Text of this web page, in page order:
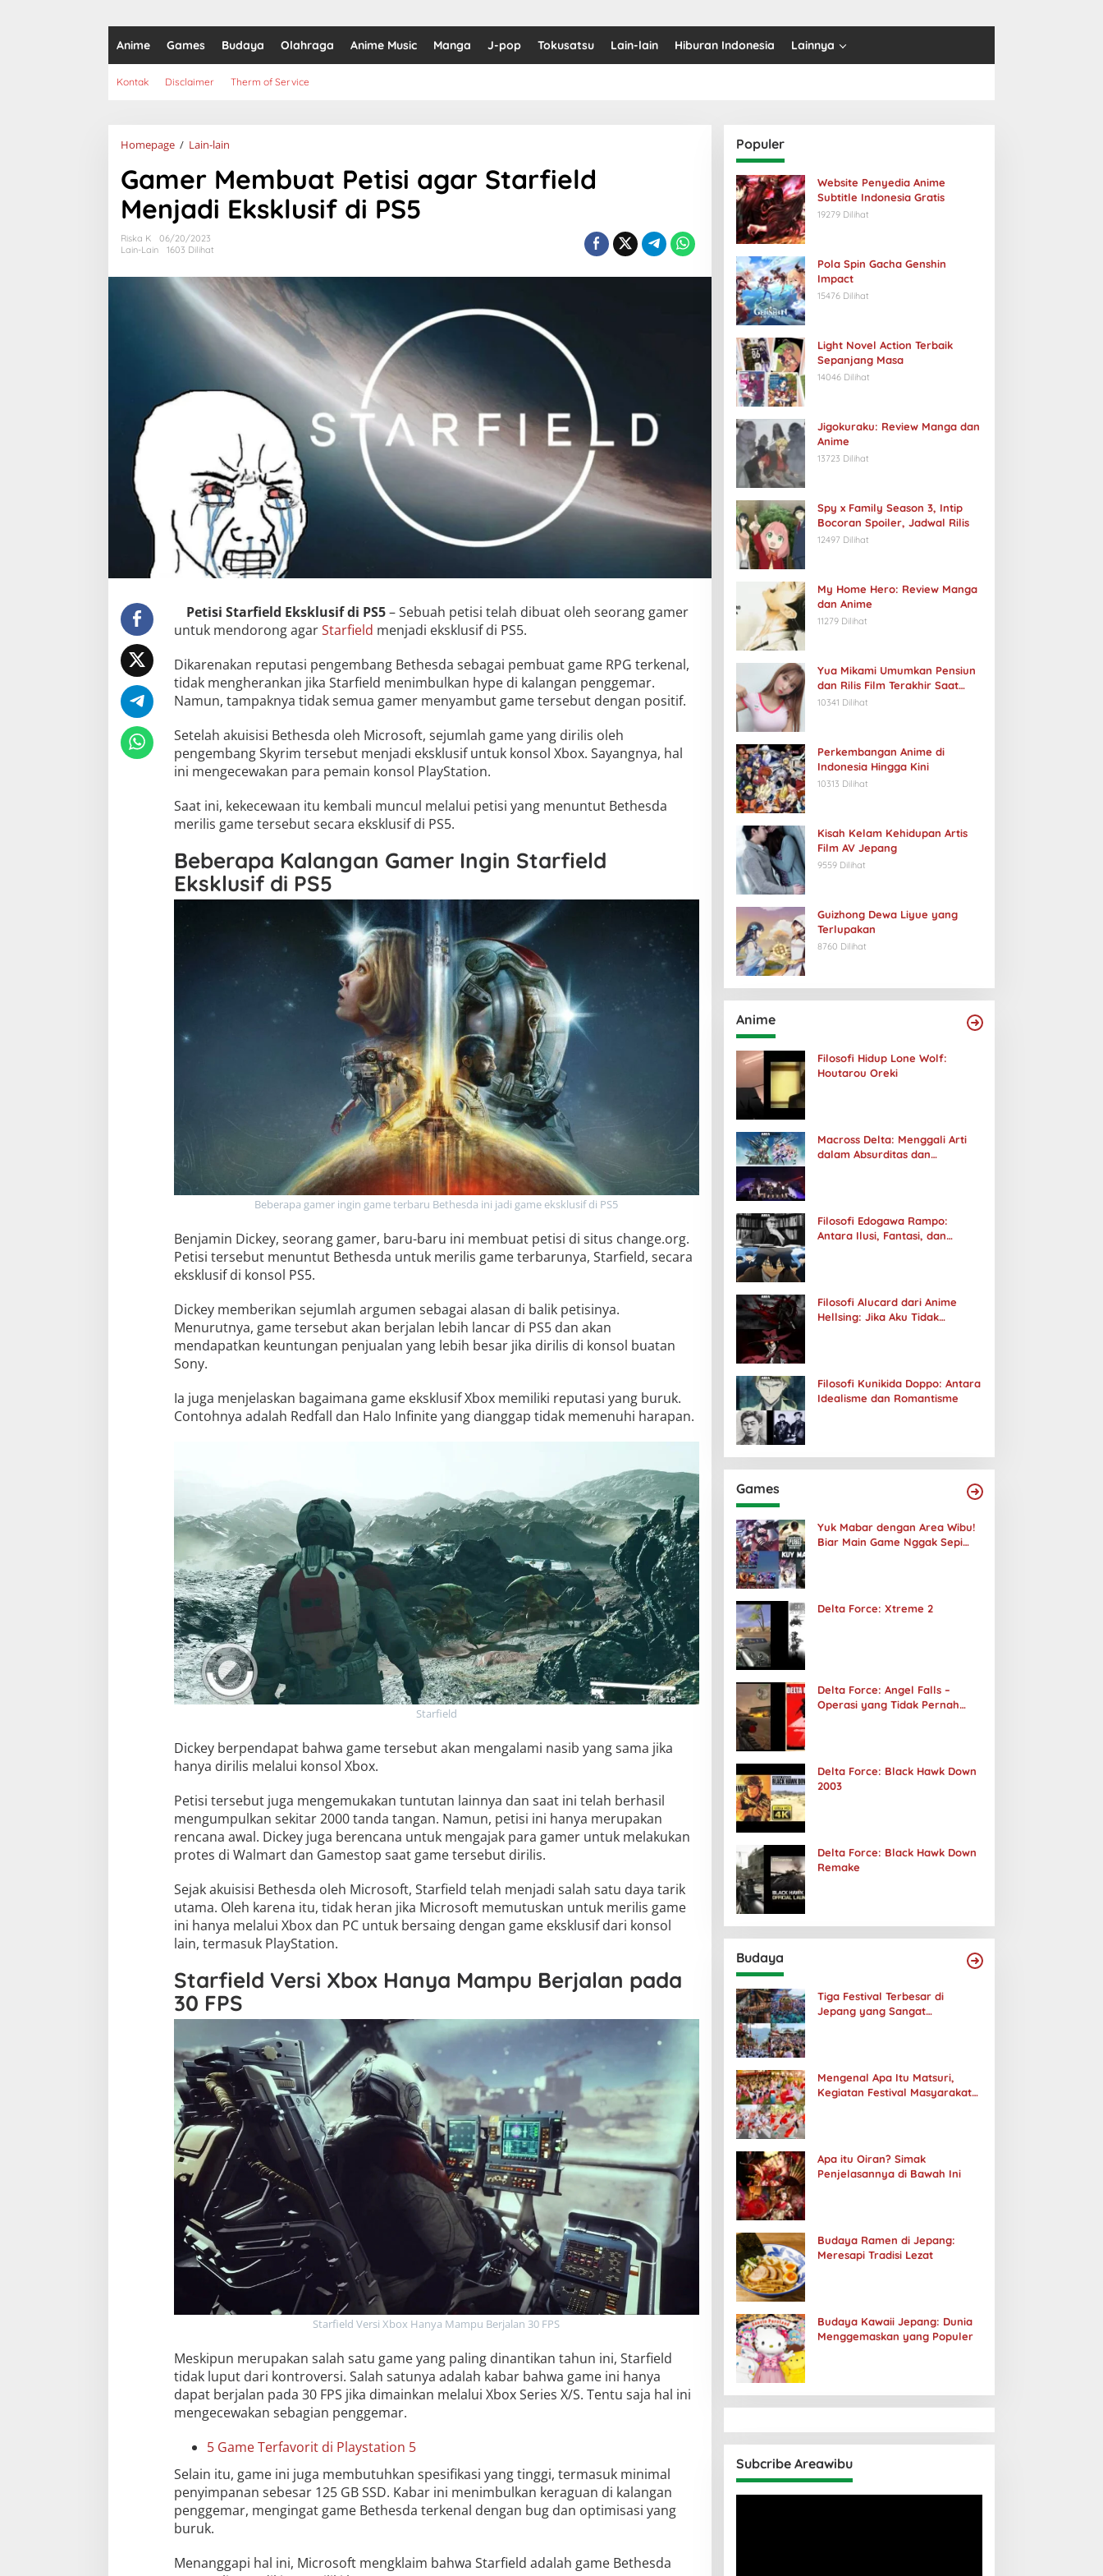
Anime Games Budaya Olahraga Anime Music Manga J-pop Tokusatsu Lain-lain Hiburan Indonesia Lainnya
Kontak Disclaimer Therm of Service
Homepage / Lain-lain
Petisi
agar
Starfield
Menjadi
Gamer Membuat Petisi agar Starfield
Menjadi Eksklusif di PS5
Riska K
06/20/2023
Lain-Lain
1603 Dilihat
Petisi Starfield Eksklusif di PS5– Sebuah petisi telah dibuat oleh seorang gamer
untuk mendorong agarStarfield menjadi eksklusif di PS5.
Dikarenakan reputasi pengembang Bethesda sebagai pembuat game RPG terkenal,
tidak mengherankan jika Starfield menimbulkan hype di kalangan penggemar.
Namun, tampaknya tidak semua gamer menyambut game tersebut dengan positif.
Setelah akuisisi Bethesda oleh Microsoft, sejumlah game yang dirilis oleh
pengembang Skyrim tersebut menjadi eksklusif untuk konsol Xbox. Sayangnya, hal
ini mengecewakan para pemain konsol PlayStation.
Saat ini, kekecewaan itu kembali muncul melalui petisi yang menuntut Bethesda
merilis game tersebut secara eksklusif di PS5.
Beberapa Kalangan Gamer Ingin Starfield
Eksklusif di PS5
Beberapa gamer ingin game terbaru Bethesda ini jadi game eksklusif di PS5
Benjamin Dickey, seorang gamer, baru-baru ini membuat petisi di situs change.org.
Petisi tersebut menuntut Bethesda untuk merilis game terbarunya, Starfield, secara
eksklusif di konsol PS5.
Dickey memberikan sejumlah argumen sebagai alasan di balik petisinya.
Menurutnya, game tersebut akan berjalan lebih lancar di PS5 dan akan
mendapatkan keuntungan penjualan yang lebih besar jika dirilis di konsol buatan
Sony.
Ia juga menjelaskan bagaimana game eksklusif Xbox memiliki reputasi yang buruk.
Contohnya adalah Redfall dan Halo Infinite yang dianggap tidak memenuhi harapan.
Starfield
Dickey berpendapat bahwa game tersebut akan mengalami nasib yang sama jika
hanya dirilis melalui konsol Xbox.
Petisi tersebut juga mengemukakan tuntutan lainnya dan saat ini telah berhasil
mengumpulkan sekitar 2000 tanda tangan. Namun, petisi ini hanya merupakan
rencana awal. Dickey juga berencana untuk mengajak para gamer untuk melakukan
protes di Walmart dan Gamestop saat game tersebut dirilis.
Sejak akuisisi Bethesda oleh Microsoft, Starfield telah menjadi salah satu daya tarik
utama. Oleh karena itu, tidak heran jika Microsoft memutuskan untuk merilis game
ini hanya melalui Xbox dan PC untuk bersaing dengan game eksklusif dari konsol
lain, termasuk PlayStation.
Starfield Versi Xbox Hanya Mampu Berjalan pada
30 FPS
Starfield Versi Xbox Hanya Mampu Berjalan 30 FPS
Meskipun merupakan salah satu game yang paling dinantikan tahun ini, Starfield
tidak luput dari kontroversi. Salah satunya adalah kabar bahwa game ini hanya
dapat berjalan pada 30 FPS jika dimainkan melalui Xbox Series X/S. Tentu saja hal ini
mengecewakan sebagian penggemar.
5 Game Terfavorit di Playstation 5
Selain itu, game ini juga membutuhkan spesifikasi yang tinggi, termasuk minimal
penyimpanan sebesar 125 GB SSD. Kabar ini menimbulkan keraguan di kalangan
penggemar, mengingat game Bethesda terkenal dengan bug dan optimisasi yang
buruk.
Menanggapi hal ini, Microsoft mengklaim bahwa Starfield adalah game Bethesda
Populer
Website Penyedia Anime
Subtitle Indonesia Gratis
19279 Dilihat
Pola Spin Gacha Genshin
Impact
15476 Dilihat
Light Novel Action Terbaik
Sepanjang Masa
14046 Dilihat
Jigokuraku: Review Manga dan
Anime
13723 Dilihat
Spy x Family Season 3, Intip
Bocoran Spoiler, Jadwal Rilis
12497 Dilihat
My Home Hero: Review Manga
dan Anime
11279 Dilihat
Yua Mikami Umumkan Pensiun
dan Rilis Film Terakhir Saat
Ulang Tahun
10341 Dilihat
Perkembangan Anime di
Indonesia Hingga Kini
10313 Dilihat
Kisah Kelam Kehidupan Artis
Film AV Jepang
9559 Dilihat
Guizhong Dewa Liyue yang
Terlupakan
8760 Dilihat
Anime
Filosofi Hidup Lone Wolf:
Houtarou Oreki
Macross Delta: Menggali Arti
dalam Absurditas dan
Filosofi Edogawa Rampo:
Antara Ilusi, Fantasi, dan
Filosofi Alucard dari Anime
Hellsing: Jika Aku Tidak
Filosofi Kunikida Doppo: Antara
Idealisme dan Romantisme
Games
Yuk Mabar dengan Area Wibu!
Biar Main Game Nggak Sepi
Delta Force: Xtreme 2
Delta Force: Angel Falls –
Operasi yang Tidak Pernah
Delta Force: Black Hawk Down
2003
Delta Force: Black Hawk Down
Remake
Budaya
Tiga Festival Terbesar di
Jepang yang Sangat
Mengenal Apa Itu Matsuri,
Kegiatan Festival Masyarakat
Apa itu Oiran? Simak
Penjelasannya di Bawah Ini
Budaya Ramen di Jepang:
Meresapi Tradisi Lezat
Budaya Kawaii Jepang: Dunia
Menggemaskan yang Populer
Subcribe Areawibu